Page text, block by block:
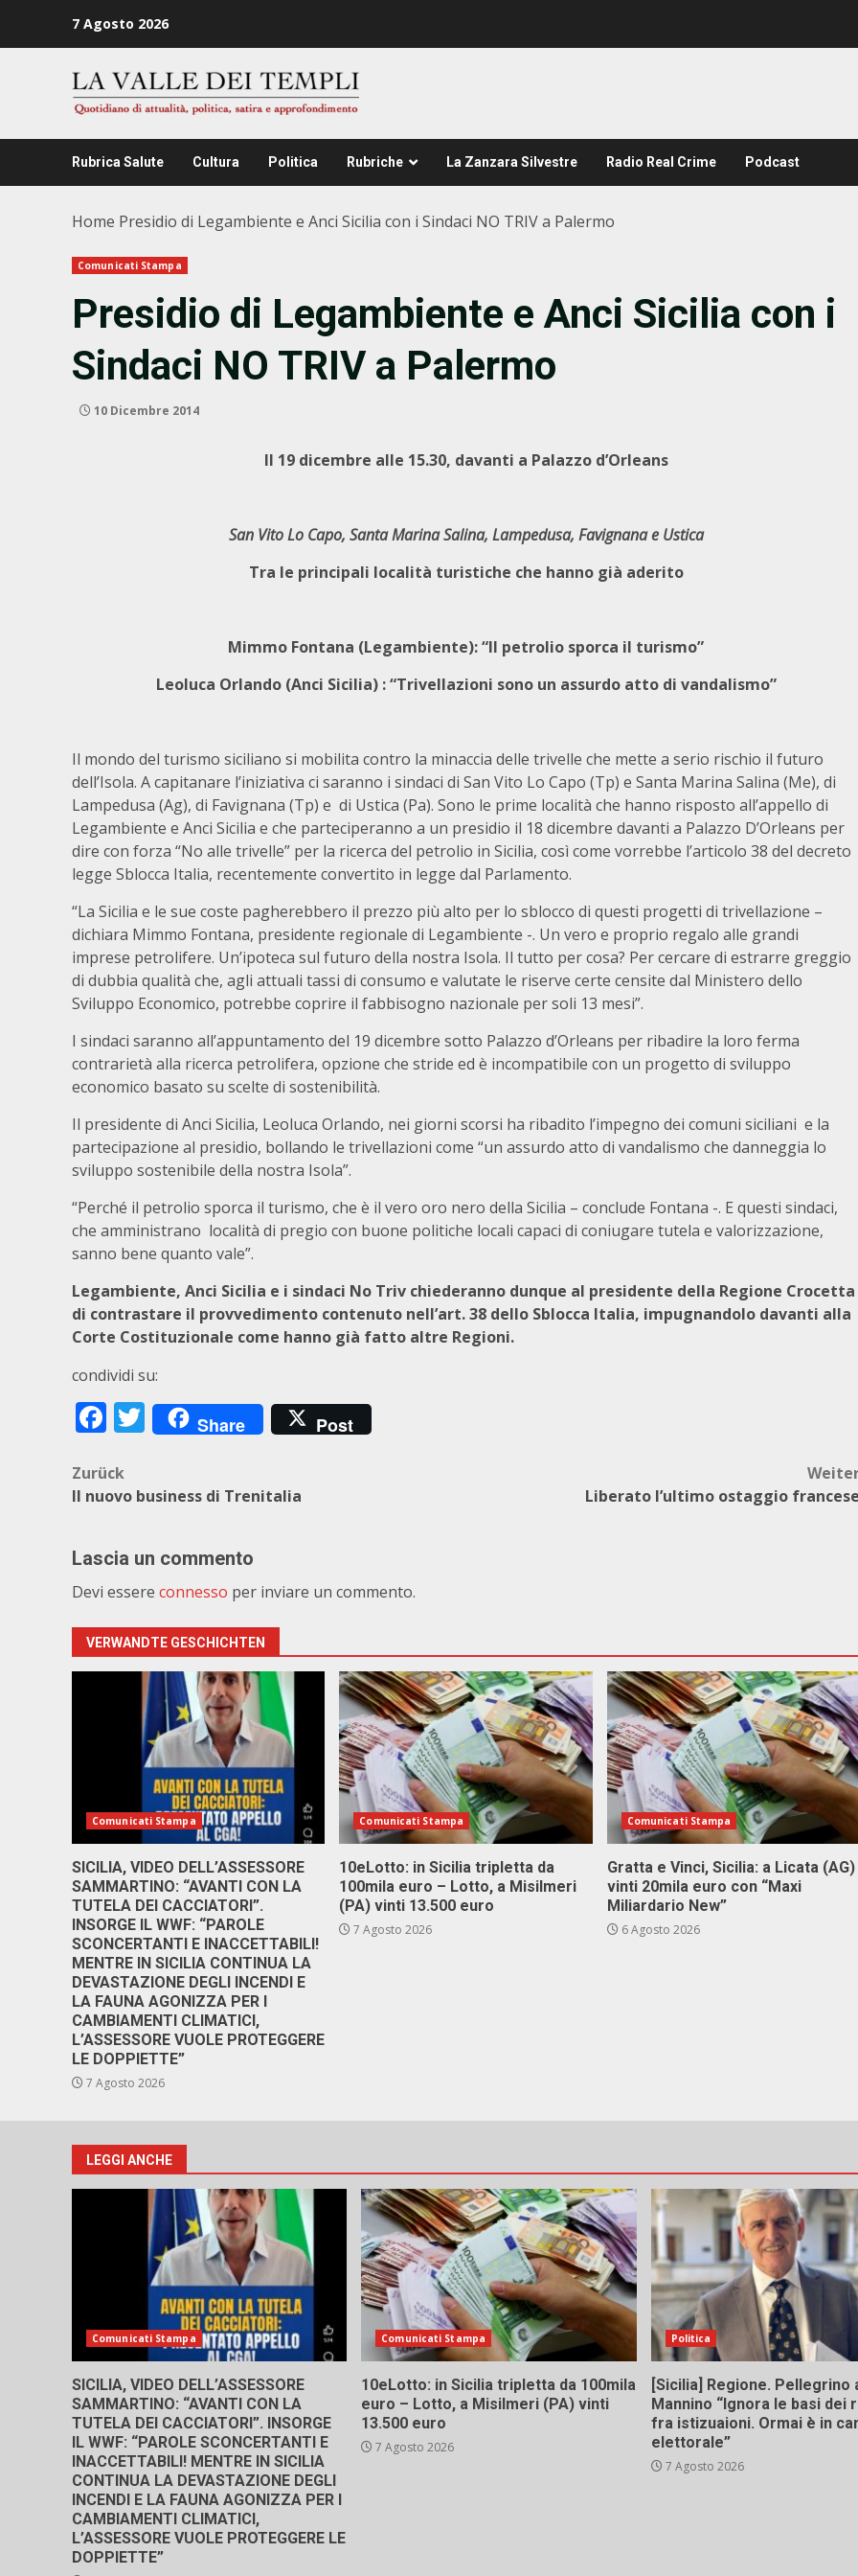
7 Agosto 2026
Rubrica Salute Cultura Politica Rubriche La Zanzara Silvestre Radio Real Crime Podcast
Home Presidio di Legambiente e Anci Sicilia con i Sindaci NO TRIV a Palermo
Comunicati Stampa
Presidio di Legambiente e Anci Sicilia con i
Sindaci NO TRIV a Palermo
10 Dicembre 2014
Il 19 dicembre alle 15.30, davanti a Palazzo d’Orleans
San Vito Lo Capo, Santa Marina Salina, Lampedusa, Favignana e Ustica
Tra le principali località turistiche che hanno già aderito
Mimmo Fontana (Legambiente): “Il petrolio sporca il turismo”
Leoluca Orlando (Anci Sicilia) : “Trivellazioni sono un assurdo atto di vandalismo”
Il mondo del turismo siciliano si mobilita contro la minaccia delle trivelle che mette a serio rischio il futuro
dell’Isola. A capitanare l’iniziativa ci saranno i sindaci di San Vito Lo Capo (Tp) e Santa Marina Salina (Me), di
Lampedusa (Ag), di Favignana (Tp) e di Ustica (Pa). Sono le prime località che hanno risposto all’appello di
Legambiente e Anci Sicilia e che parteciperanno a un presidio il 18 dicembre davanti a Palazzo D’Orleans per
dire con forza “No alle trivelle” per la ricerca del petrolio in Sicilia, così come vorrebbe l’articolo 38 del decreto
legge Sblocca Italia, recentemente convertito in legge dal Parlamento.
“La Sicilia e le sue coste pagherebbero il prezzo più alto per lo sblocco di questi progetti di trivellazione –
dichiara Mimmo Fontana, presidente regionale di Legambiente -. Un vero e proprio regalo alle grandi
imprese petrolifere. Un’ipoteca sul futuro della nostra Isola. Il tutto per cosa? Per cercare di estrarre greggio
di dubbia qualità che, agli attuali tassi di consumo e valutate le riserve certe censite dal Ministero dello
Sviluppo Economico, potrebbe coprire il fabbisogno nazionale per soli 13 mesi”.
I sindaci saranno all’appuntamento del 19 dicembre sotto Palazzo d’Orleans per ribadire la loro ferma
contrarietà alla ricerca petrolifera, opzione che stride ed è incompatibile con un progetto di sviluppo
economico basato su scelte di sostenibilità.
Il presidente di Anci Sicilia, Leoluca Orlando, nei giorni scorsi ha ribadito l’impegno dei comuni siciliani e la
partecipazione al presidio, bollando le trivellazioni come “un assurdo atto di vandalismo che danneggia lo
sviluppo sostenibile della nostra Isola”.
“Perché il petrolio sporca il turismo, che è il vero oro nero della Sicilia – conclude Fontana -. E questi sindaci,
che amministrano località di pregio con buone politiche locali capaci di coniugare tutela e valorizzazione,
sanno bene quanto vale”.
Legambiente, Anci Sicilia e i sindaci No Triv chiederanno dunque al presidente della Regione Crocetta
di contrastare il provvedimento contenuto nell’art. 38 dello Sblocca Italia, impugnandolo davanti alla
Corte Costituzionale come hanno già fatto altre Regioni.
condividi su:
Facebook
Twitter
Share Post
Beitragsnavigation
Zurück
Il nuovo business di Trenitalia
Liberato l’ultimo ostaggio
Lascia un commento
Devi essere connesso per inviare un commento.
VERWANDTE GESCHICHTEN
Comunicati Stampa
SICILIA, VIDEO DELL’ASSESSORE
SAMMARTINO: “AVANTI CON LA
TUTELA DEI CACCIATORI”.
INSORGE IL WWF: “PAROLE
SCONCERTANTI E INACCETTABILI!
MENTRE IN SICILIA CONTINUA LA
DEVASTAZIONE DEGLI INCENDI E
LA FAUNA AGONIZZA PER I
CAMBIAMENTI CLIMATICI,
L’ASSESSORE VUOLE PROTEGGERE
LE DOPPIETTE”
7 Agosto 2026
Comunicati Stampa
10eLotto: in Sicilia tripletta da
100mila euro – Lotto, a Misilmeri
(PA) vinti 13.500 euro
7 Agosto 2026
Comunicati Stampa
Gratta e Vinci, Sicilia: a Licata (AG)
vinti 20mila euro con “Maxi
Miliardario New”
6 Agosto 2026
LEGGI ANCHE
Comunicati Stampa
SICILIA, VIDEO DELL’ASSESSORE
SAMMARTINO: “AVANTI CON LA
TUTELA DEI CACCIATORI”. INSORGE
IL WWF: “PAROLE SCONCERTANTI E
INACCETTABILI! MENTRE IN SICILIA
CONTINUA LA DEVASTAZIONE DEGLI
INCENDI E LA FAUNA AGONIZZA PER I
CAMBIAMENTI CLIMATICI,
L’ASSESSORE VUOLE PROTEGGERE LE
DOPPIETTE”
Comunicati Stampa
10eLotto: in Sicilia tripletta da 100mila
euro – Lotto, a Misilmeri (PA) vinti
13.500 euro
7 Agosto 2026
Politica
[Sicilia] Regione. Pellegrino
Mannino “Ignora le basi dei
fra istizuaioni. Ormai è in
elettorale”
7 Agosto 2026